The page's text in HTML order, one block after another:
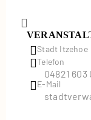
Stadt Itzehoe
Telefon
04821 603
E-Mail